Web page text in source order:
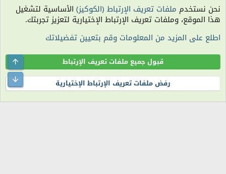
الكوكيز
المنتدى غير مسؤول عن أي اتفاق تجاري أو تعاوني بين الأعضاء، فعلى كل شخص تحمل
مسئولية نفسه.
التعليقات المنشورة لا تعبر عن رأي منتدى اللمة الجزائرية ولا نتحمل أي مسؤولية حيال
ذلك (ويتحمل كاتبها مسؤولية النشر).
Community platform by XenForo® © 2010-2026 XenForo Ltd.
نحن نستخدم ملفات تعريف الإرتباط (الكوكيز) الأساسية لتشغيل
هذا الموقع، وملفات تعريف الإرتباط الإختيارية لتعزيز تجربتك.
اطلع على المزيد من المعلومات وقم بتعيين تفضيلاتك
قبول جميع ملفات تعريف الإرتباط
رفض ملفات تعريف الإرتباط الإختيارية